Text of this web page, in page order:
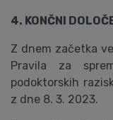
4. KONČNI
Z dnem začetka
Pravila za
podoktorskih
z dne 8. 3. 2023.